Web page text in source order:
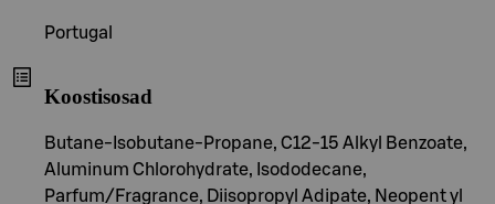
Portugal
Koostisosad
Butane-Isobutane-Propane, C12-15 Alkyl Benzoate,
Aluminum Chlorohydrate, Isododecane,
Parfum/Fragrance, Diisopropyl Adipate, Neopent yl